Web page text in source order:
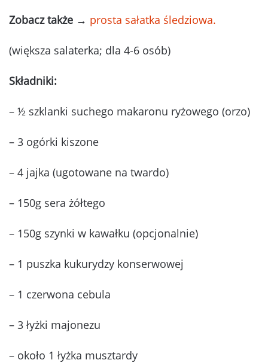
Zobacz także → prosta sałatka śledziowa.
(większa salaterka; dla 4-6 osób)
Składniki:
– ½ szklanki suchego makaronu ryżowego (orzo)
– 3 ogórki kiszone
– 4 jajka (ugotowane na twardo)
– 150g sera żółtego
– 150g szynki w kawałku (opcjonalnie)
– 1 puszka kukurydzy konserwowej
– 1 czerwona cebula
– 3 łyżki majonezu
– około 1 łyżka musztardy